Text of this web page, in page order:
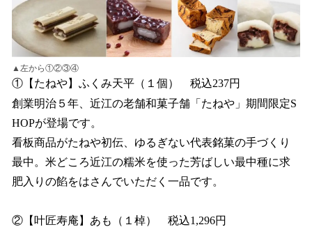
▲左から①②③④
①【たねや】ふくみ天平（１個） 税込237円
創業明治５年、近江の老舗和菓子舗「たねや」期間限定S
HOPが登場です。
看板商品がたねや初伝、ゆるぎない代表銘菓の手づくり
最中。米どころ近江の糯米を使った芳ばしい最中種に求
肥入りの餡をはさんでいただく一品です。
②【叶匠寿庵】あも（１棹） 税込1,296円